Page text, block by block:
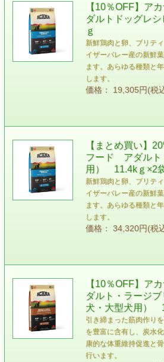
【10％OFF】ア
ダルトドッグレ
ｇ
新鮮鶏肉と卵、ブリテ
イザーバレー産の新鮮
ます。あらゆる種類と
します。
価格： 19,305円(税
【まとめ買い】
フード アダルト
用） 11.4kｇ×2
新鮮鶏肉と卵、ブリテ
イザーバレー産の新鮮
ます。あらゆる種類と
します。
価格： 34,320円(税
【10％OFF】ア
ダルト・ラージ
犬・大型犬用）
引き締まった筋肉作り
を豊富に含有し、炭水
康的な体重維持促進と
行います。